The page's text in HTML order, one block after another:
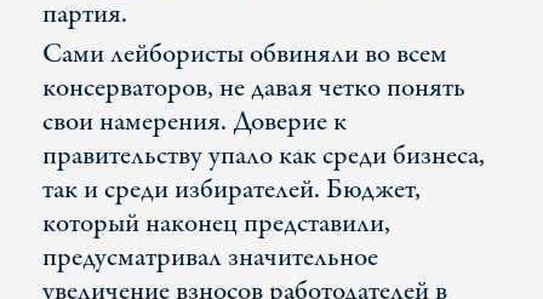
партия.
Сами лейбористы обвиняли во всем
консерваторов, не давая четко понять
свои намерения. Доверие к
правительству упало как среди бизнеса,
так и среди избирателей. Бюджет,
который наконец представили,
предусматривал значительное